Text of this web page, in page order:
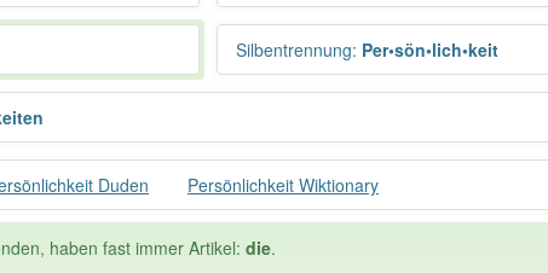
Silbentrennung: Per•sön•lich•keit
Duden Persönlichkeit Wiktionary
haben fast immer Artikel: die.